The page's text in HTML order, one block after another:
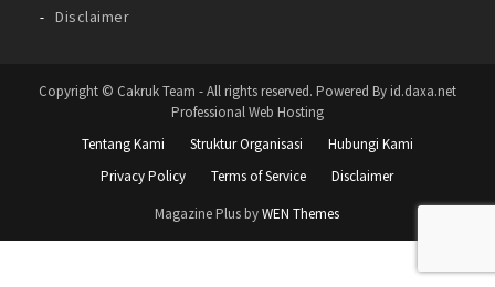
Disclaimer
Copyright © Cakruk Team - All rights reserved. Powered By id.daxa.net
Professional Web Hosting
Tentang Kami
Struktur Organisasi
Hubungi Kami
Privacy Policy
Terms of Service
Disclaimer
Magazine Plus byWEN Themes